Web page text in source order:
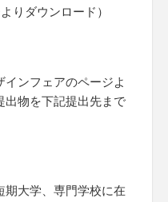
りダウンロード）
ンフェアのページよ
出物を下記提出先まで
期大学、専門学校に在